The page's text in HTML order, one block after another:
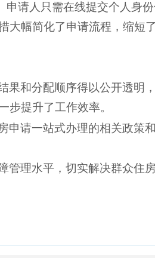
请人只需在线提交个人身
幅简化了申请流程，缩短
果和分配顺序得以公开透明
步提升了工作效率。
请一站式办理的相关政策
理水平，切实解决群众住